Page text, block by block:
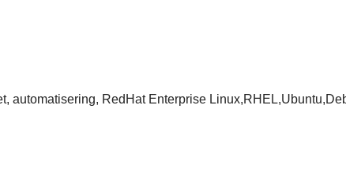
automatisering, RedHat Enterprise